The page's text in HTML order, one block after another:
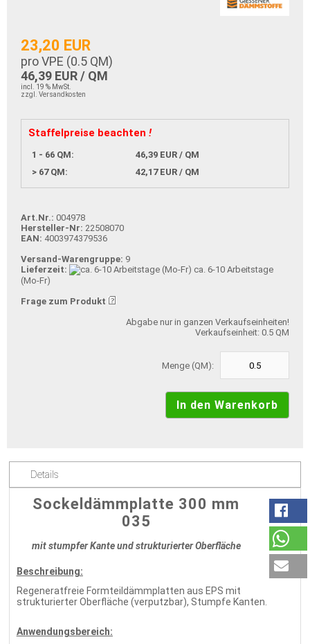
23,20 EUR
pro VPE (0.5 QM)
46,39 EUR / QM
incl. 19 % MwSt.
zzgl. Versandkosten
Staffelpreise beachten !
1 - 66 QM:
46,39 EUR / QM
> 67 QM:
42,17 EUR / QM
Art.Nr.: 004978
Hersteller-Nr: 22508070
EAN: 4003974379536
Versand-Warengruppe: 9
Lieferzeit:
ca. 6-10 Arbeitstage
(Mo-Fr)
Frage zum Produkt
Abgabe nur in ganzen Verkaufseinheiten!
Verkaufseinheit: 0.5 QM
Menge (QM):
Details
Sockeldämmplatte 300 mm
035
mit stumpfer Kante und strukturierter Oberfläche
Beschreibung:
Regeneratfreie Formteildämmplatten aus EPS mit
strukturierter Oberfläche (verputzbar), Stumpfe Kanten.
Anwendungsbereich: